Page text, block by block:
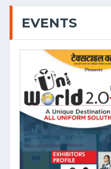
EVENTS